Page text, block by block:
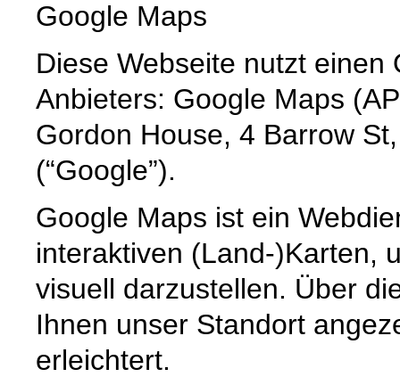
Google Maps
Diese Webseite nutzt
Anbieters: Google Maps
Gordon House, 4 Barrow
(“Google”).
Google Maps ist ein
interaktiven (Land-)Karten,
visuell darzustellen. Über
Ihnen unser Standort
erleichtert.